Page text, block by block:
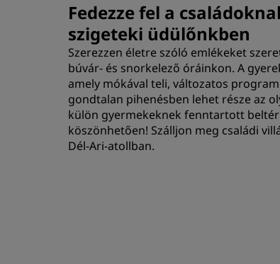
Fedezze fel a
szigeteki üdülőnkben
Szerezzen életre szóló emlékeket
búvár- és snorkelező óráinkon. A
amely mókával teli, változatos
gondtalan pihenésben lehet része az
külön gyermekeknek fenntartott
köszönhetően! Szálljon meg családi
Dél-Ari-atollban.